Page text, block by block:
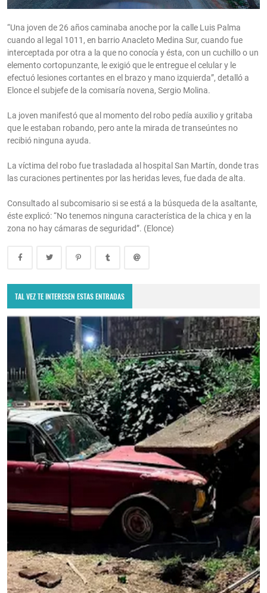
“Una joven de 26 años caminaba anoche por la calle Luis Palma
cuando al legal 1011, en barrio Anacleto Medina Sur, cuando fue
interceptada por otra a la que no conocía y ésta, con un cuchillo o un
elemento cortopunzante, le exigió que le entregue el celular y le
efectuó lesiones cortantes en el brazo y mano izquierda”, detalló a
Elonce el subjefe de la comisaría novena, Sergio Molina.
La joven manifestó que al momento del robo pedía auxilio y gritaba
que le estaban robando, pero ante la mirada de transeúntes no
recibió ninguna ayuda.
La víctima del robo fue trasladada al hospital San Martín, donde tras
las curaciones pertinentes por las heridas leves, fue dada de alta.
Consultado al subcomisario si se está a la búsqueda de la asaltante,
éste explicó: “No tenemos ninguna característica de la chica y en la
zona no hay cámaras de seguridad”. (Elonce)
TAL VEZ TE INTERESEN ESTAS ENTRADAS